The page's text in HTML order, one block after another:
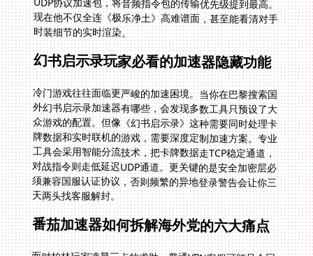
时装细节的实时渲染。
幻书启示录玩家必看的加速器隐藏功能
冷门游戏往往面临更严峻的加速困境。当你在巴黎搜索国
外幻书启示录加速器有哪些，会发现多数工具只预设了大
众游戏的配置。但像《幻书启示录》这种需要同时处理卡
牌数据和实时联机的游戏，需要深度定制加速方案。专业
工具会采用智能分流技术，把卡牌数据走TCP稳定通道，
对战指令则走低延迟UDP通道。更关键的是安全加密层必
须兼容国服认证协议，否则频繁的异地登录警告会让你三
天两头找客服解封。
番茄加速器如何拆解海外党的六大痛点